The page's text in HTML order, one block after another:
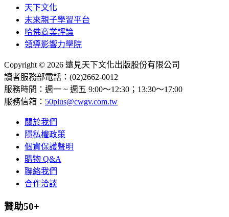
天下文化
未來親子學習平台
哈佛商業評論
領導影響力學院
Copyright © 2026 遠見天下文化出版股份有限公司
讀者服務部電話：(02)2662-0012
服務時間：週一 ~ 週五 9:00～12:30；13:30～17:00
服務信箱： 50plus@cwgv.com.tw
關於我們
隱私權政策
個資保護聲明
購物 Q&A
聯絡我們
合作洽談
贊助50+